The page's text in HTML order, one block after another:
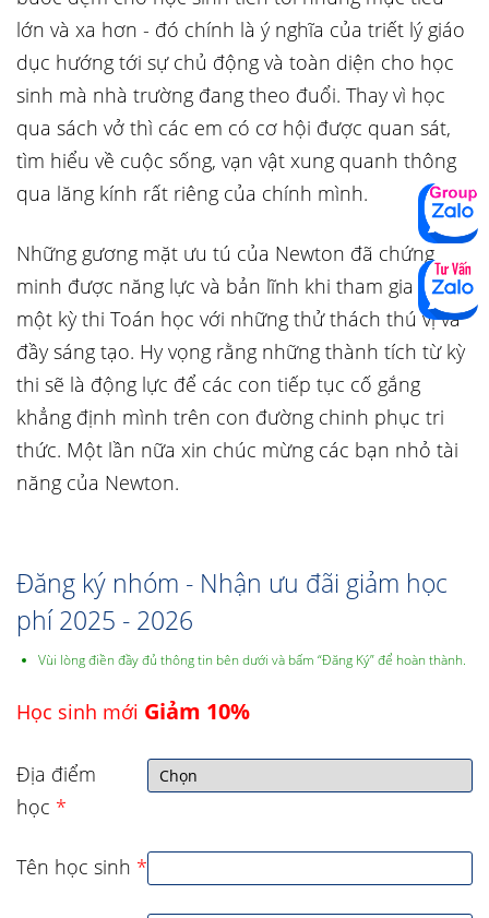
lớn và xa hơn - đó chính là ý nghĩa của triết lý giáo
dục hướng tới sự chủ động và toàn diện cho học
sinh mà nhà trường đang theo đuổi. Thay vì học
qua sách vở thì các em có cơ hội được quan sát,
tìm hiểu về cuộc sống, vạn vật xung quanh thông
qua lăng kính rất riêng của chính mình.
Những gương mặt ưu tú của Newton đã chứng
minh được năng lực và bản lĩnh khi tham gia vào
một kỳ thi Toán học với những thử thách thú vị và
đầy sáng tạo. Hy vọng rằng những thành tích từ kỳ
thi sẽ là động lực để các con tiếp tục cố gắng
khẳng định mình trên con đường chinh phục tri
thức. Một lần nữa xin chúc mừng các bạn nhỏ tài
năng của Newton.
Đăng ký nhóm - Nhận ưu đãi giảm học
phí 2025 - 2026
Vùi lòng điền đầy đủ thông tin bên dưới và bấm “Đăng Ký” để hoàn thành.
Học sinh mới Giảm 10%
Địa điểm
học *
Tên học sinh *